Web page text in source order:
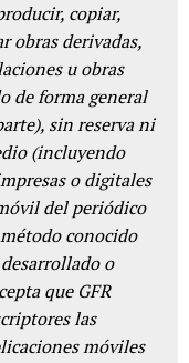
copiar,
obras derivadas,
u obras
de forma general
sin reserva ni
(incluyendo
o digitales
del periódico
conocido
o
que GFR
las
móviles